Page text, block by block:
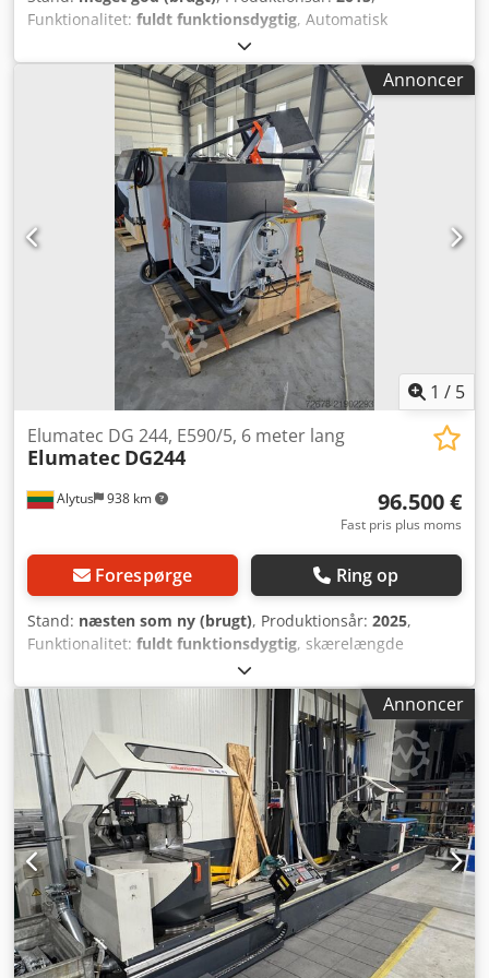
Funktionalitet: fuldt funktionsdygtig, Automatisk
dobbelthovedsav ELUMATEC DG 244 + E580 -5 Årgang 2015
Csdpewltqasfx Akasrf
Annoncer
1 / 5
Alytus 938 km
Elumatec DG 244, E590/5, 6 meter lang
Elumatec DG244
96.500 €
Fast pris plus moms
Forespørge Ring op
Stand: næsten som ny (brugt), Produktionsår: 2025,
Funktionalitet: fuldt funktionsdygtig, skærelængde
, savklinge diameter:
tidligere firma er gået konkurs Crjdpfxoy Rp Tzs Akajf
Annoncer